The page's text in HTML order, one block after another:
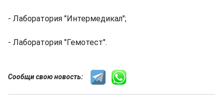
- Лаборатория "Интермедикал";
- Лаборатория "Гемотест".
Сообщи свою новость: